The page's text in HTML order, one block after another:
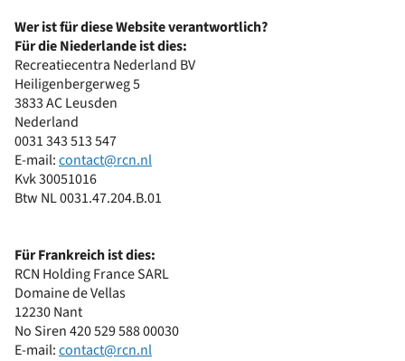
Wer ist für diese Website verantwortlich?
Für die Niederlande ist dies:
Recreatiecentra Nederland BV
Heiligenbergerweg 5
3833 AC Leusden
Nederland
0031 343 513 547
E-mail:contact@rcn.nl
Kvk 30051016
Btw NL 0031.47.204.B.01
Für Frankreich ist dies:
RCN Holding France SARL
Domaine de Vellas
12230 Nant
No Siren 420 529 588 00030
E-mail:contact@rcn.nl